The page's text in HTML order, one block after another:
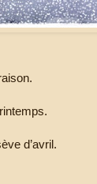
d’avril.